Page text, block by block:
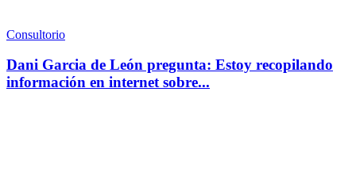
Consultorio
Dani Garcia de León pregunta: Estoy recopilando
información en internet sobre...